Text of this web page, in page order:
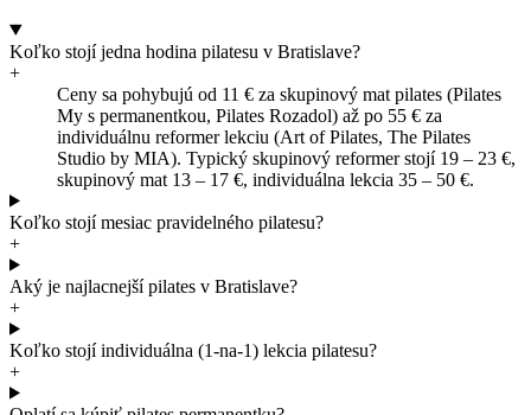
Koľko stojí jedna hodina pilatesu v Bratislave?
+
Ceny sa pohybujú od 11 € za skupinový mat pilates (Pilates
My s permanentkou, Pilates Rozadol) až po 55 € za
individuálnu reformer lekciu (Art of Pilates, The Pilates
Studio by MIA). Typický skupinový reformer stojí 19 – 23 €,
skupinový mat 13 – 17 €, individuálna lekcia 35 – 50 €.
Koľko stojí mesiac pravidelného pilatesu?
+
Aký je najlacnejší pilates v Bratislave?
+
Koľko stojí individuálna (1-na-1) lekcia pilatesu?
+